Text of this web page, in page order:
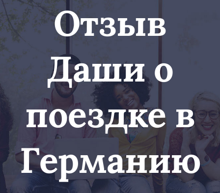
Отзыв
Даши о
поездке в
Германию